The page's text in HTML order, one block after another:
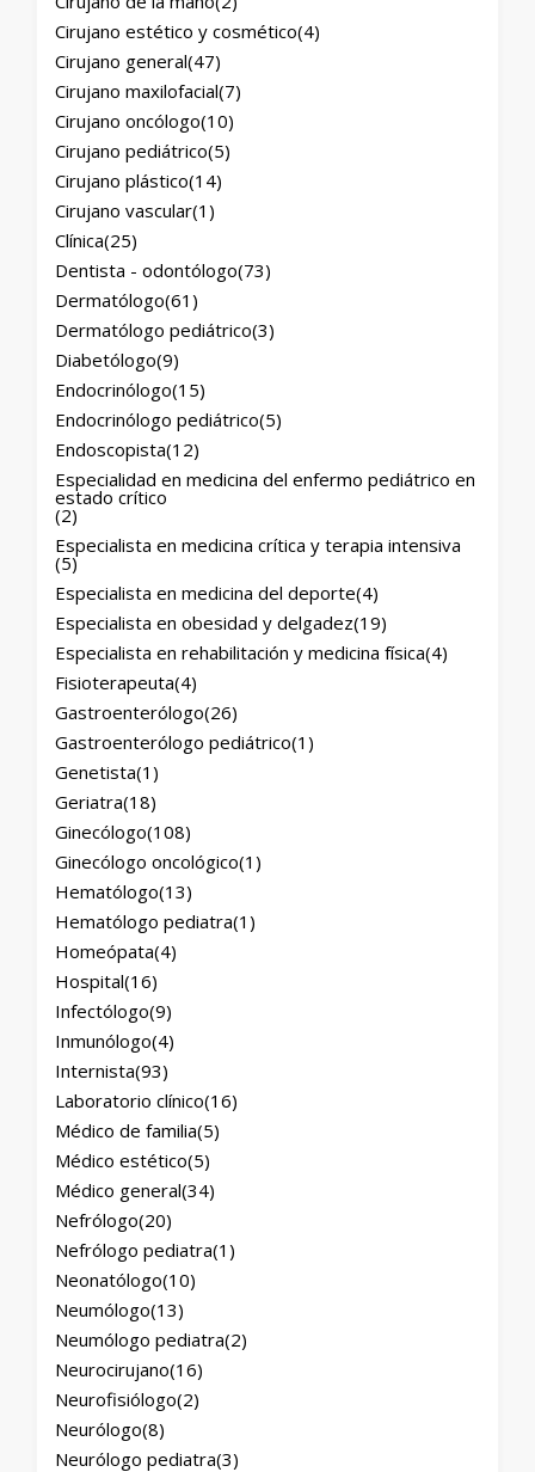
Cirujano estético y cosmético(4)
Cirujano general(47)
Cirujano maxilofacial(7)
Cirujano oncólogo(10)
Cirujano pediátrico(5)
Cirujano plástico(14)
Cirujano vascular(1)
Clínica(25)
Dentista - odontólogo(73)
Dermatólogo(61)
Dermatólogo pediátrico(3)
Diabetólogo(9)
Endocrinólogo(15)
Endocrinólogo pediátrico(5)
Endoscopista(12)
Especialidad en medicina del enfermo pediátrico en
estado crítico
(2)
Especialista en medicina crítica y terapia intensiva
(5)
Especialista en medicina del deporte(4)
Especialista en obesidad y delgadez(19)
Especialista en rehabilitación y medicina física(4)
Fisioterapeuta(4)
Gastroenterólogo(26)
Gastroenterólogo pediátrico(1)
Genetista(1)
Geriatra(18)
Ginecólogo(108)
Ginecólogo oncológico(1)
Hematólogo(13)
Hematólogo pediatra(1)
Homeópata(4)
Hospital(16)
Infectólogo(9)
Inmunólogo(4)
Internista(93)
Laboratorio clínico(16)
Médico de familia(5)
Médico estético(5)
Médico general(34)
Nefrólogo(20)
Nefrólogo pediatra(1)
Neonatólogo(10)
Neumólogo(13)
Neumólogo pediatra(2)
Neurocirujano(16)
Neurofisiólogo(2)
Neurólogo(8)
Neurólogo pediatra(3)